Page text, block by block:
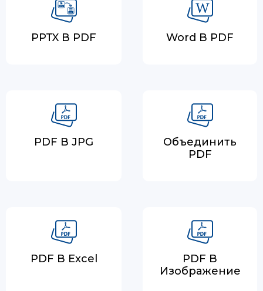
PPTX В PDF Word В PDF
PDF В JPG
Объединить
PDF
PDF В Excel
PDF В
Изображение